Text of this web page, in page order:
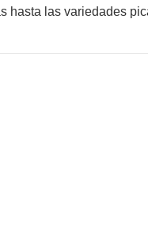
hasta las variedades